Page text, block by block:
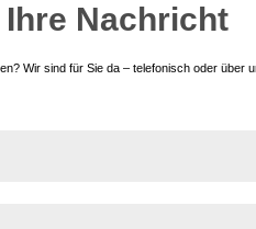
Nachricht
Wir sind für Sie da – telefonisch oder über